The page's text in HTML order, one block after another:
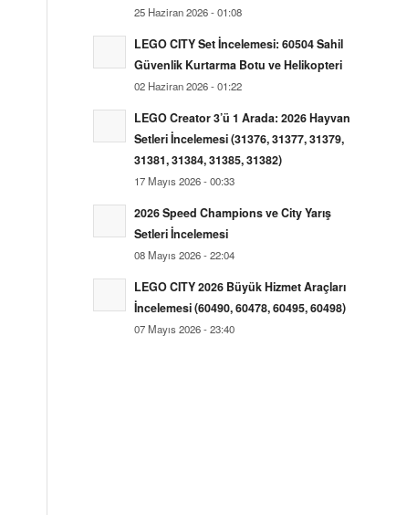
25 Haziran 2026 - 01:08
LEGO CITY Set İncelemesi: 60504 Sahil
Güvenlik Kurtarma Botu ve Helikopteri
02 Haziran 2026 - 01:22
LEGO Creator 3’ü 1 Arada: 2026 Hayvan
Setleri İncelemesi (31376, 31377, 31379,
31381, 31384, 31385, 31382)
17 Mayıs 2026 - 00:33
2026 Speed Champions ve City Yarış
Setleri İncelemesi
08 Mayıs 2026 - 22:04
LEGO CITY 2026 Büyük Hizmet Araçları
İncelemesi (60490, 60478, 60495, 60498)
07 Mayıs 2026 - 23:40